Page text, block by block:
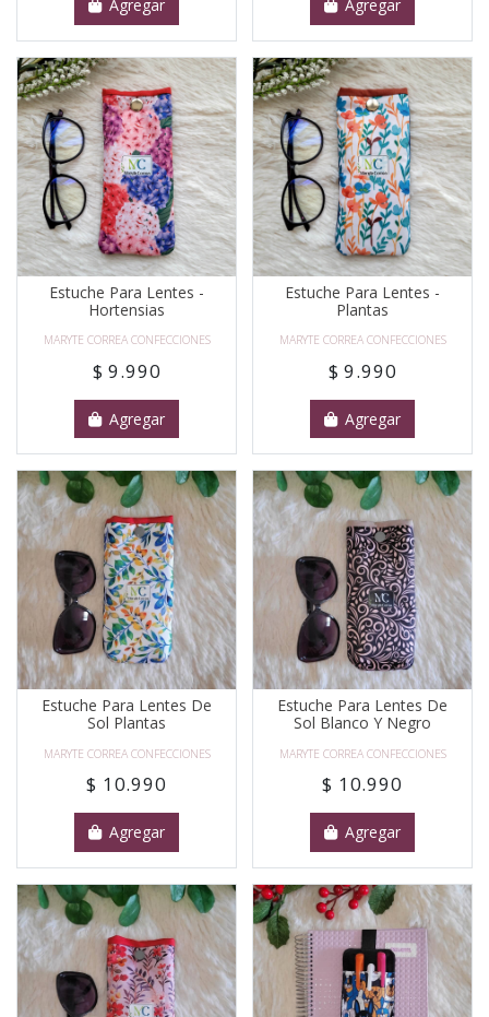
Agregar Agregar
Estuche Para Lentes -
Hortensias
MARYTE CORREA CONFECCIONES
$ 9.990
Agregar
Estuche Para Lentes -
Plantas
MARYTE CORREA CONFECCIONES
$ 9.990
Agregar
Estuche Para Lentes De
Sol Plantas
MARYTE CORREA CONFECCIONES
$ 10.990
Agregar
Estuche Para Lentes De
Sol Blanco Y Negro
MARYTE CORREA CONFECCIONES
$ 10.990
Agregar